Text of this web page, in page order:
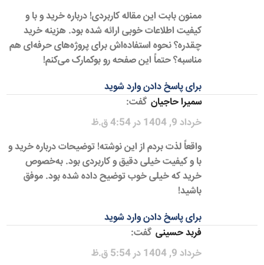
ممنون بابت این مقاله کاربردی! درباره خرید و با و
کیفیت اطلاعات خوبی ارائه شده بود. هزینه خرید
چقدره؟ نحوه استفاده‌اش برای پروژه‌های حرفه‌ای هم
مناسبه؟ حتماً این صفحه رو بوکمارک می‌کنم!
برای پاسخ دادن وارد شوید
سمیرا حاجیان گفت:
خرداد 9, 1404 در 4:54 ق.ظ
واقعاً لذت بردم از این نوشته! توضیحات درباره خرید و
با و کیفیت خیلی دقیق و کاربردی بود. به‌خصوص
خرید که خیلی خوب توضیح داده شده بود. موفق
باشید!
برای پاسخ دادن وارد شوید
فربد حسینی گفت:
خرداد 9, 1404 در 5:54 ق.ظ